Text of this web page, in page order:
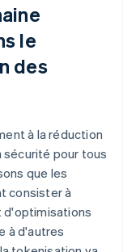
le
des
à la réduction
pour tous
que les
consister à
à d'autres